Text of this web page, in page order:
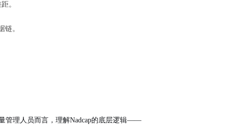
。
链。
管理人员而言，理解Nadcap的底层逻辑——